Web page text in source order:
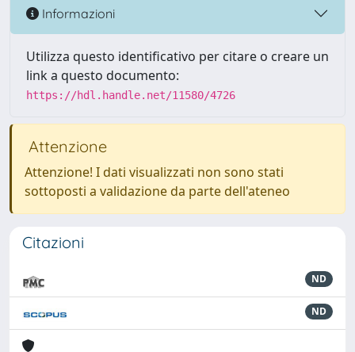
Informazioni
Utilizza questo identificativo per citare o creare un
link a questo documento:
https://hdl.handle.net/11580/4726
Attenzione
Attenzione! I dati visualizzati non sono stati
sottoposti a validazione da parte dell'ateneo
Citazioni
ND
ND